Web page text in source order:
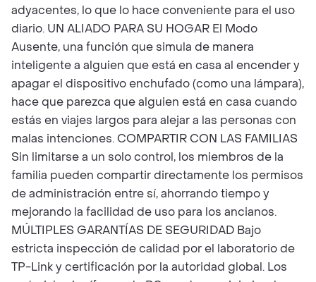
adyacentes, lo que lo hace conveniente para el uso
diario. UN ALIADO PARA SU HOGAR El Modo
Ausente, una función que simula de manera
inteligente a alguien que está en casa al encender y
apagar el dispositivo enchufado (como una lámpara),
hace que parezca que alguien está en casa cuando
estás en viajes largos para alejar a las personas con
malas intenciones. COMPARTIR CON LAS FAMILIAS
Sin limitarse a un solo control, los miembros de la
familia pueden compartir directamente los permisos
de administración entre sí, ahorrando tiempo y
mejorando la facilidad de uso para los ancianos.
MÚLTIPLES GARANTÍAS DE SEGURIDAD Bajo
estricta inspección de calidad por el laboratorio de
TP-Link y certificación por la autoridad global. Los